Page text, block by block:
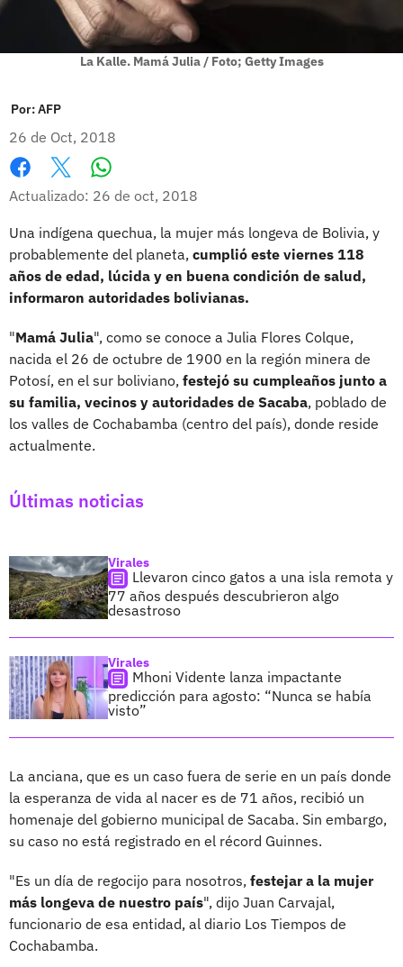
La Kalle. Mamá Julia / Foto; Getty Images
Por:AFP
26 de Oct, 2018
Facebook
X
Actualizado: 26 de oct, 2018
Una indígena quechua, la mujer más longeva de Bolivia, y
probablemente del planeta, cumplió este viernes 118
años de edad, lúcida y en buena condición de salud,
informaron autoridades bolivianas.
"Mamá Julia", como se conoce a Julia Flores Colque,
nacida el 26 de octubre de 1900 en la región minera de
Potosí, en el sur boliviano, festejó su cumpleaños junto a
su familia, vecinos y autoridades de Sacaba, poblado de
los valles de Cochabamba (centro del país), donde reside
actualmente.
Últimas noticias
Virales
Llevaron cinco gatos a una isla remota y
77 años después descubrieron algo
desastroso
Virales
Mhoni Vidente lanza impactante
predicción para agosto: “Nunca se había
visto”
La anciana, que es un caso fuera de serie en un país donde
la esperanza de vida al nacer es de 71 años, recibió un
homenaje del gobierno municipal de Sacaba. Sin embargo,
su caso no está registrado en el récord Guinnes.
"Es un día de regocijo para nosotros, festejar a la mujer
más longeva de nuestro país", dijo Juan Carvajal,
funcionario de esa entidad, al diario Los Tiempos de
Cochabamba.